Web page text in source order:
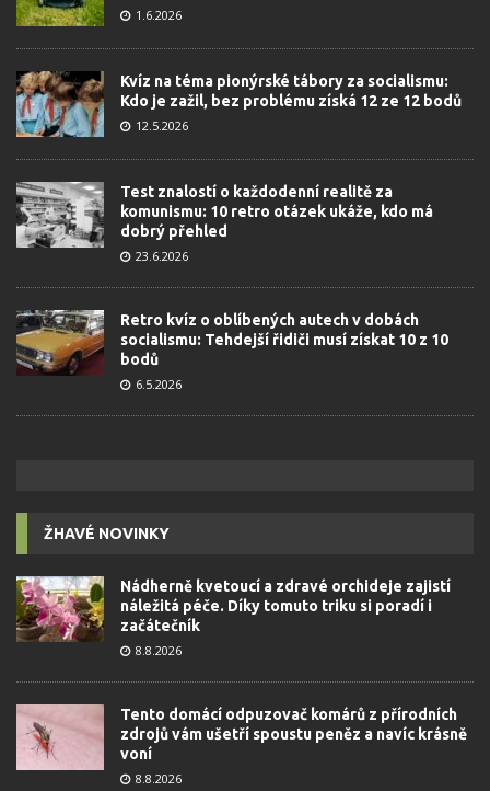
1.6.2026
Kvíz na téma pionýrské tábory za socialismu:
Kdo je zažil, bez problému získá 12 ze 12 bodů
12.5.2026
Test znalostí o každodenní realitě za
komunismu: 10 retro otázek ukáže, kdo má
dobrý přehled
23.6.2026
Retro kvíz o oblíbených autech v dobách
socialismu: Tehdejší řidiči musí získat 10 z 10
bodů
6.5.2026
ŽHAVÉ NOVINKY
Nádherně kvetoucí a zdravé orchideje zajistí
náležitá péče. Díky tomuto triku si poradí i
začátečník
8.8.2026
Tento domácí odpuzovač komárů z přírodních
zdrojů vám ušetří spoustu peněz a navíc krásně
voní
8.8.2026